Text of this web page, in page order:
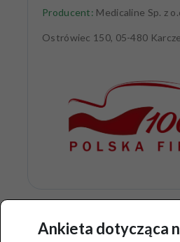
Producent: Medicaline Sp. z
Ostrówiec 150, 05-480
Podobne produkty
Ankieta dotycząca